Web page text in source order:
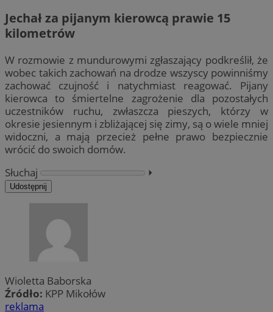
Jechał za pijanym kierowcą prawie 15
kilometrów
W rozmowie z mundurowymi zgłaszający podkreślił, że
wobec takich zachowań na drodze wszyscy powinniśmy
zachować czujność i natychmiast reagować. Pijany
kierowca to śmiertelne zagrożenie dla pozostałych
uczestników ruchu, zwłaszcza pieszych, którzy w
okresie jesiennym i zbliżającej się zimy, są o wiele mniej
widoczni, a mają przecież pełne prawo bezpiecznie
wrócić do swoich domów.
Słuchaj
⏵︎
Udostępnij
Wioletta Baborska
Źródło: KPP Mikołów
reklama